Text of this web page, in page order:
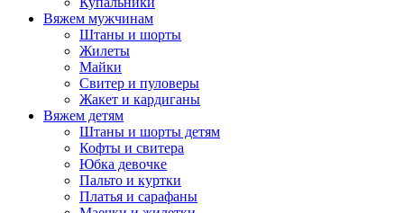
Вяжем мужчинам
Штаны и шорты
Жилеты
Майки
Свитер и пуловеры
Жакет и кардиганы
Вяжем детям
Штаны и шорты детям
Кофты и свитера
Юбка девочке
Пальто и куртки
Платья и сарафаны